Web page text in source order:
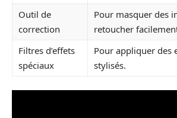
Outil de
correction
Pour masquer des
retoucher
Filtres d’effets
spéciaux
Pour appliquer des
stylisés.